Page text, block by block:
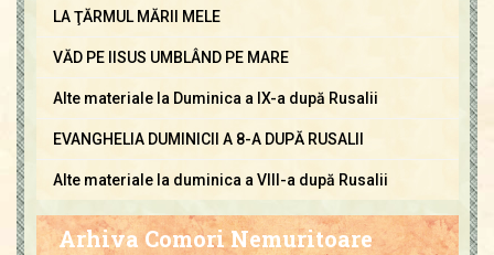
LA ŢĂRMUL MĂRII MELE
VĂD PE IISUS UMBLÂND PE MARE
Alte materiale la Duminica a IX-a după Rusalii
EVANGHELIA DUMINICII A 8-A DUPĂ RUSALII
Alte materiale la duminica a VIII-a după Rusalii
Arhiva Comori Nemuritoare